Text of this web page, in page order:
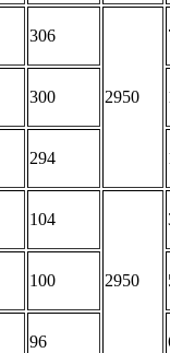
306
2950
300
294
104
2950
100
96